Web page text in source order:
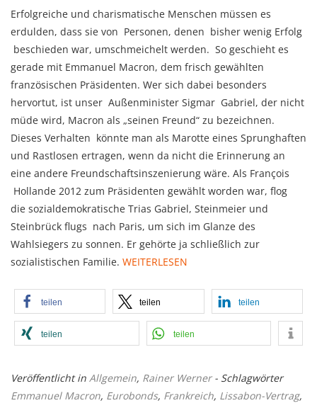
Erfolgreiche und charismatische Menschen müssen es
erdulden, dass sie von Personen, denen bisher wenig Erfolg
beschieden war, umschmeichelt werden. So geschieht es
gerade mit Emmanuel Macron, dem frisch gewählten
französischen Präsidenten. Wer sich dabei besonders
hervortut, ist unser Außenminister Sigmar Gabriel, der nicht
müde wird, Macron als „seinen Freund“ zu bezeichnen.
Dieses Verhalten könnte man als Marotte eines Sprunghaften
und Rastlosen ertragen, wenn da nicht die Erinnerung an
eine andere Freundschaftsinszenierung wäre. Als François
Hollande 2012 zum Präsidenten gewählt worden war, flog
die sozialdemokratische Trias Gabriel, Steinmeier und
Steinbrück flugs nach Paris, um sich im Glanze des
Wahlsiegers zu sonnen. Er gehörte ja schließlich zur
sozialistischen Familie. WEITERLESEN
teilen teilen teilen
teilen teilen
Veröffentlicht in Allgemein, Rainer Werner - Schlagwörter
Emmanuel Macron, Eurobonds, Frankreich, Lissabon-Vertrag,